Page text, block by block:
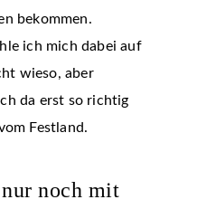
bekommen.
ich mich dabei auf
wieso, aber
da erst so richtig
Festland.
noch mit